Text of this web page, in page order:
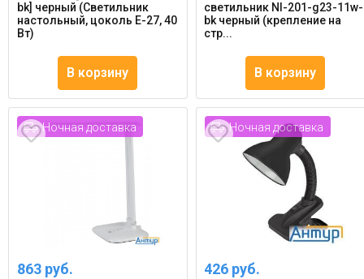
bk] черный (Светильник
настольный, цоколь E-27, 40
Вт)
В корзину
светильник Nl-201-g23-11w-
bk черный (крепление на
стр...
В корзину
Ночная доставка
863 руб.
Ночная доставка
426 руб.